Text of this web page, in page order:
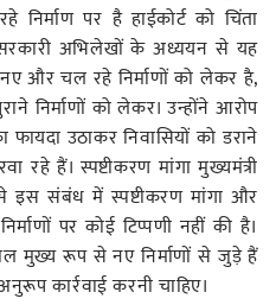
पर है हाईकोर्ट को चिंता
अभिलेखों के अध्ययन से यह
नए और चल रहे निर्माणों को लेकर है,
निर्माणों को लेकर। उन्होंने आरोप
उठाकर निवासियों को डराने
रहे हैं। स्पष्टीकरण मांगा मुख्यमंत्री
से इस संबंध में स्पष्टीकरण मांगा और
पर कोई टिप्पणी नहीं की है।
मुख्य रूप से नए निर्माणों से जुड़े हैं
कार्रवाई करनी चाहिए।